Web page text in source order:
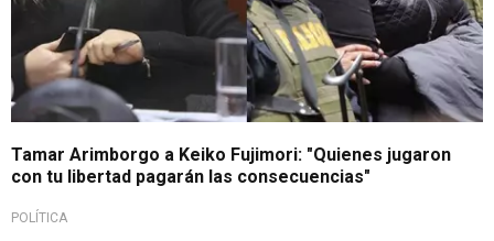
Tamar Arimborgo a Keiko Fujimori: "Quienes jugaron
con tu libertad pagarán las consecuencias"
POLÍTICA